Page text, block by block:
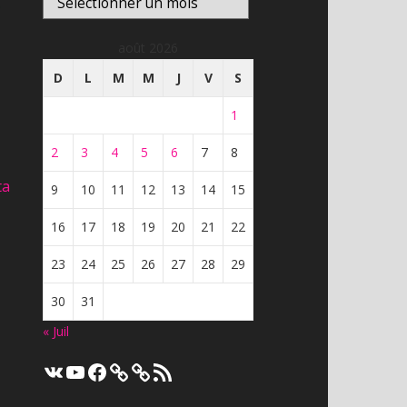
En direct
8,590vues
analyses
6,895vues
D
L M M J V S
1
2 3 4 5 6 7 8
9 10 11 12 13 14 15
16 17 18 19 20 21 22
23 24 25 26 27 28 29
30
31
« Juil
VK YouTube
Facebook Flux
RSS